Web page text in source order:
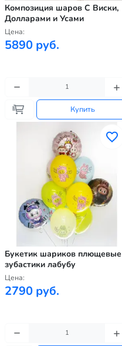
Композиция шаров С Виски,
Долларами и Усами
Цена:
5890 руб.
Купить
Букетик шариков плющевые
зубастики лабубу
Цена:
2790 руб.